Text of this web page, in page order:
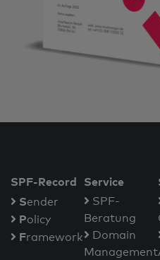
SPF-Record
Sender
Policy
Framework
Service
SPF-
Beratung
Domain
Management